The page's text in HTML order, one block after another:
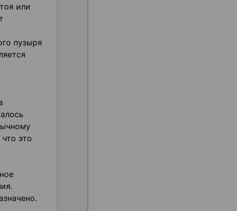
или
пузыря
это